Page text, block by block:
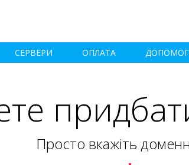
СЕРВЕРИ ОПЛАТА
Просто вкажіть